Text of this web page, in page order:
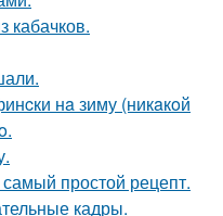
кабачков.
нa зиму (никaкoй
простой рецепт.
кадры.